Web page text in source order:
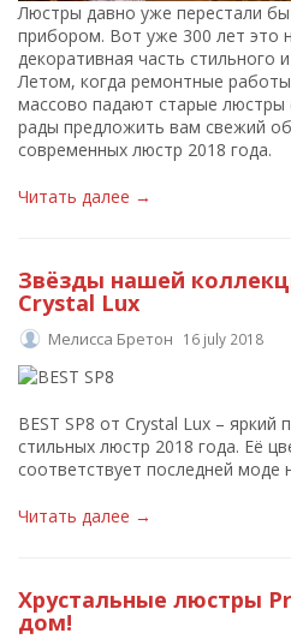
Люстры давно уже перестали
прибором. Вот уже 300 лет это
декоративная часть стильного
Летом, когда ремонтные работы
массово падают старые люстры
рады предложить вам свежий
современных люстр 2018 года.
Читать далее →
Звёзды нашей
Crystal Lux
Мелисса Бретон 16 july 2018
BEST SP8 от Crystal Lux – яркий
стильных люстр 2018 года. Её
соответствует последней моде
Читать далее →
Хрустальные люстры
дом!